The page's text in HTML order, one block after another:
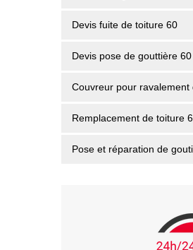
Devis fuite de toiture 60
Devis pose de gouttière 60
Couvreur pour ravalement
Remplacement de toiture
Pose et réparation de